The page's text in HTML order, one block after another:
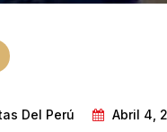
Del Perú Abril 4,